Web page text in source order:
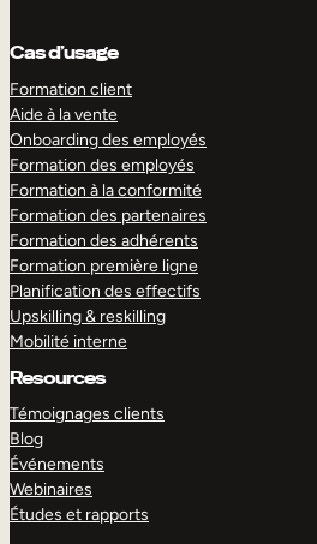
Cas d’usage
Formation client
Aide à la vente
Onboarding des employés
Formation des employés
Formation à la conformité
Formation des partenaires
Formation des adhérents
Formation première ligne
Planification des effectifs
Upskilling & reskilling
Mobilité interne
Resources
Témoignages clients
Blog
Événements
Webinaires
Études et rapports